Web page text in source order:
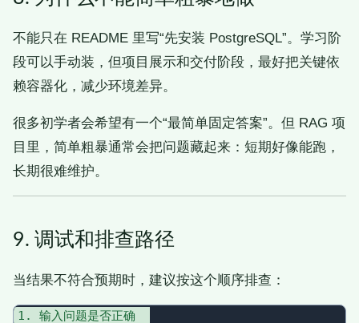
不能只在 README 里写“先安装 PostgreSQL”。学习阶
段可以手动装，但项目展示和交付阶段，最好把关键依
赖容器化，减少环境差异。
很多初学者会希望有一个“最简单固定答案”。但 RAG 项
目里，简单粗暴通常会把问题藏起来：短期好像能跑，
长期很难维护。
9. 调试和排查路径
当结果不符合预期时，建议按这个顺序排查：
1. 输入问题是否正确